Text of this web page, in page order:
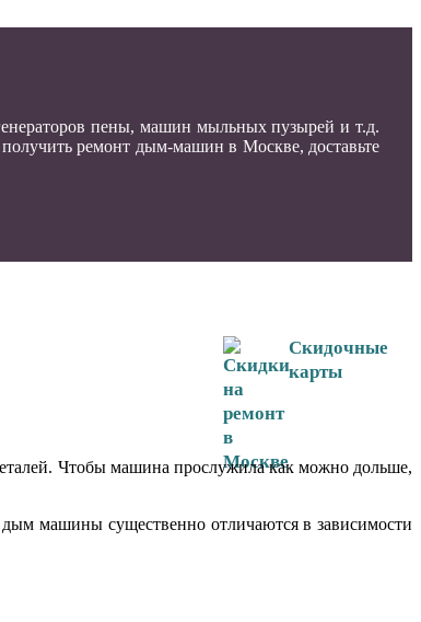
пены, машин мыльных пузырей и т.д.
ремонт дым-машин в Москве, доставьте
Скидочные
карты
Чтобы машина прослужила как можно дольше,
машины существенно отличаются в зависимости